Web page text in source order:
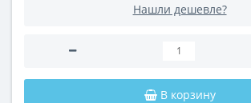
Нашли дешевле?
В корзину